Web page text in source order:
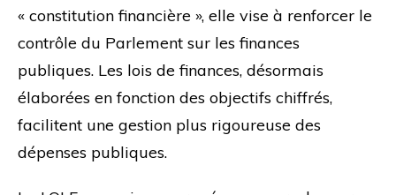
« constitution financière », elle vise à renforcer le
contrôle du Parlement sur les finances
publiques. Les lois de finances, désormais
élaborées en fonction des objectifs chiffrés,
facilitent une gestion plus rigoureuse des
dépenses publiques.